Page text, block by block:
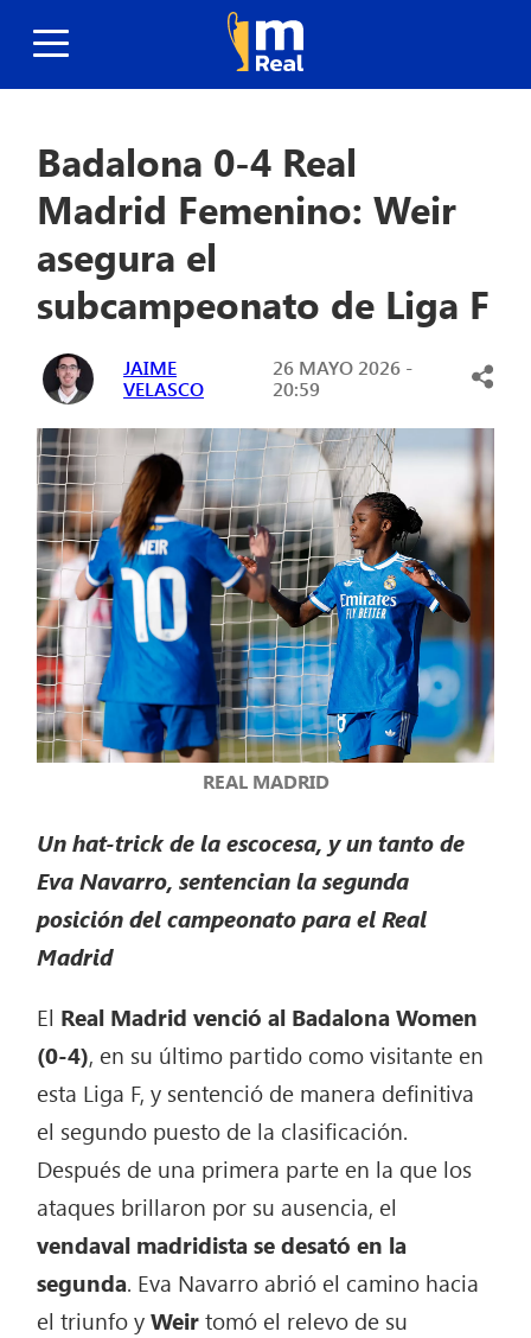
Badalona 0-4 Real
Madrid Femenino: Weir
asegura el
subcampeonato de Liga F
JAIME
VELASCO
26 MAYO 2026 -
20:59
REAL MADRID
Un hat-trick de la escocesa, y un tanto de
Eva Navarro, sentencian la segunda
posición del campeonato para el Real
Madrid
El Real Madrid venció al Badalona Women
(0-4), en su último partido como visitante en
esta Liga F, y sentenció de manera definitiva
el segundo puesto de la clasificación.
Después de una primera parte en la que los
ataques brillaron por su ausencia, el
vendaval madridista se desató en la
segunda. Eva Navarro abrió el camino hacia
el triunfo yWeirtomó el relevo de su